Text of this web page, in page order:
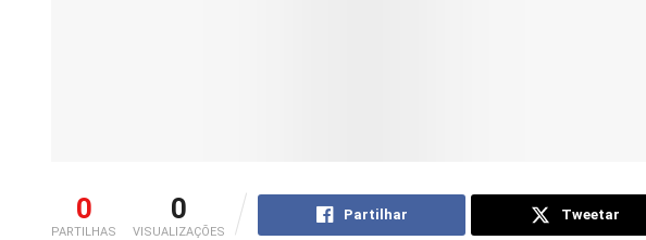
0
PARTILHAS
0
VISUALIZAÇÕES
Partilhar Tweetar